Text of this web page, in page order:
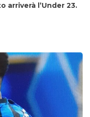
arriverà l’Under 23.